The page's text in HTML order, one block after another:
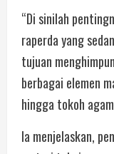
“Di sinilah
raperda yang
tujuan
berbagai elemen
hingga tokoh
Ia menjelaskan,